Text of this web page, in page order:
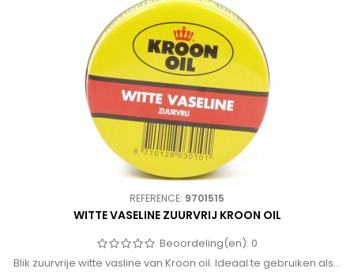
REFERENCE: 9701515
WITTE VASELINE ZUURVRIJ KROON OIL
Beoordeling(en): 0
Blik zuurvrije witte vasline van Kroon oil. Ideaal te gebruiken als...